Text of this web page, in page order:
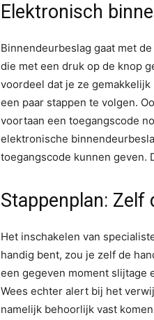
Elektronisch
Binnendeurbeslag gaat met
die met een druk op de knop
voordeel dat je ze
een paar stappen te volgen.
voortaan een toegangscode
elektronische
toegangscode kunnen geven.
Stappenplan: Zelf
Het inschakelen van
handig bent, zou je zelf de
een gegeven moment slijtage
Wees echter alert bij het
namelijk behoorlijk vast